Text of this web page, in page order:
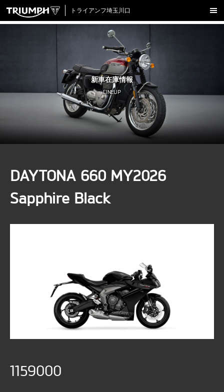
トライアンフ埼玉川口
アクセサリー
店舗情報
新車在庫情報
LINEUP
DAYTONA 660 MY2026
Sapphire Black
1159000